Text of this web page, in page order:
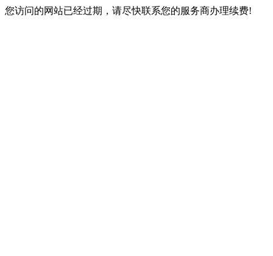
您访问的网站已经过期，请尽快联系您的服务商办理续费!